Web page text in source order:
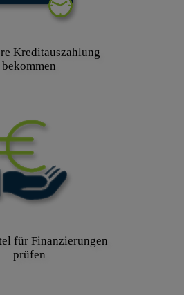
Kreditauszahlung
bekommen
für Finanzierungen
prüfen